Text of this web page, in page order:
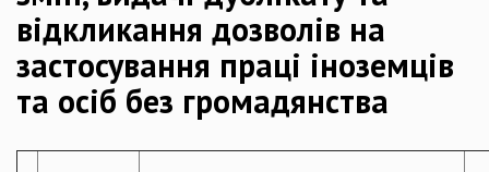
відкликання дозволів на
застосування праці іноземців
та осіб без громадянства